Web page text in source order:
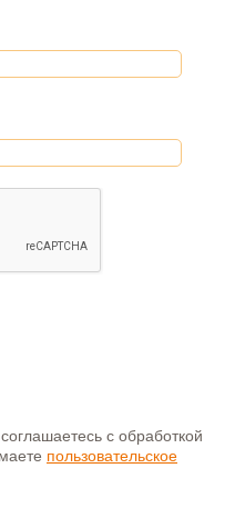
с обработкой
пользовательское